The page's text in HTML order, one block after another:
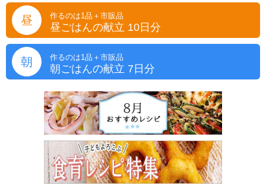
昼 作るのは1品＋市販品
昼ごはんの献立 10日分
朝 作るのは1品＋市販品
朝ごはんの献立 7日分